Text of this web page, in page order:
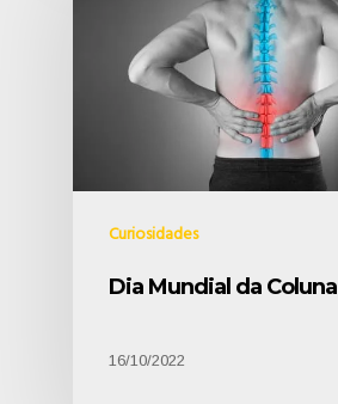
Curiosidades
Dia Mundial da Coluna
16/10/2022